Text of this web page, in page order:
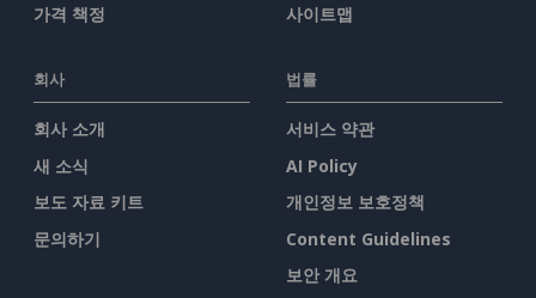
가격 책정
사이트맵
회사
회사 소개
새 소식
보도 자료 키트
문의하기
법률
서비스 약관
AI Policy
개인정보 보호정책
Content Guidelines
보안 개요